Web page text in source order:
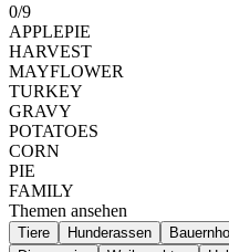
0/9
APPLEPIE
HARVEST
MAYFLOWER
TURKEY
GRAVY
POTATOES
CORN
PIE
FAMILY
Themen ansehen
Tiere Hunderassen